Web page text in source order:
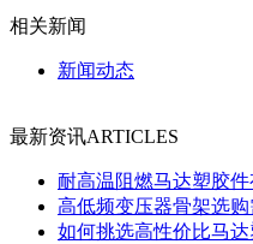
相关新闻
新闻动态
最新资讯ARTICLES
耐高温阻燃马达塑胶件
高低频变压器骨架选购
如何挑选高性价比马达